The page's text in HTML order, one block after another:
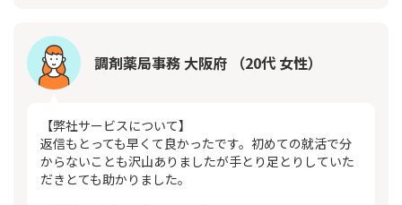
調剤薬局事務 大阪府 （20代 女性）
【弊社サービスについて】
返信もとっても早くて良かったです。初めての就活で分
からないことも沢山ありましたが手とり足とりしていた
だきとても助かりました。